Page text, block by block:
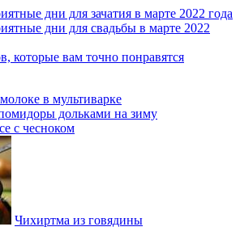
дни для зачатия в марте 2022 года
дни для свадьбы в марте 2022
которые вам точно понравятся
в мультиварке
дольками на зиму
с чесноком
Чихиртма из говядины